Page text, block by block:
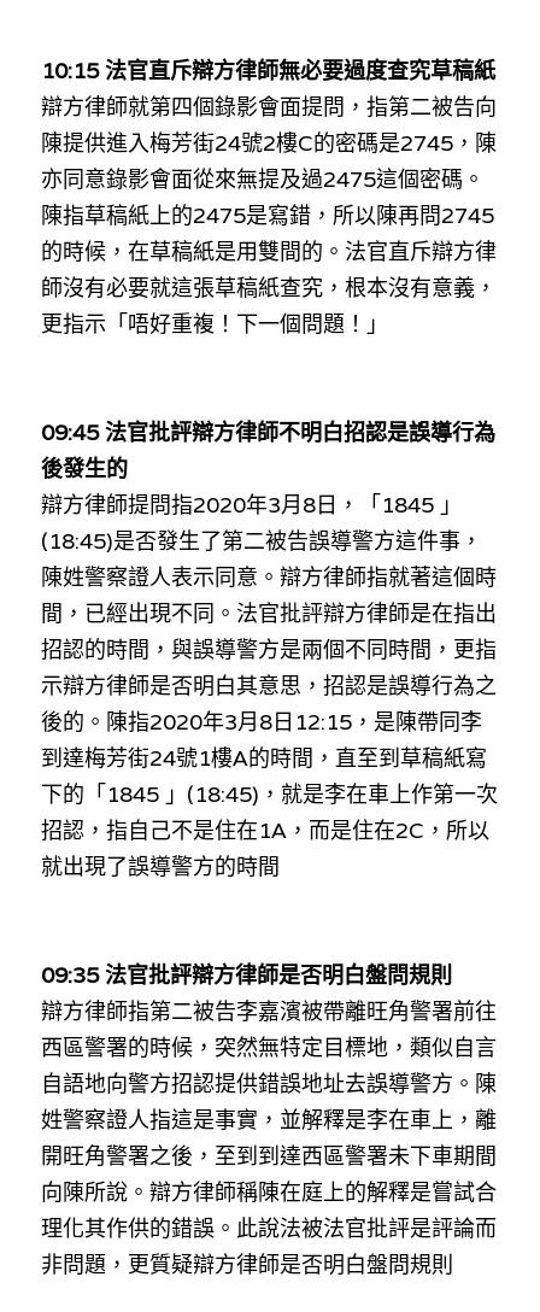
10:15 法官直斥辯方律師無必要過度查究草稿紙
辯方律師就第四個錄影會面提問，指第二被告向
陳提供進入梅芳街24號2樓C的密碼是2745，陳
亦同意錄影會面從來無提及過2475這個密碼。
陳指草稿紙上的2475是寫錯，所以陳再問2745
的時候，在草稿紙是用雙間的。法官直斥辯方律
師沒有必要就這張草稿紙查究，根本沒有意義，
更指示「唔好重複！下一個問題！」
09:45 法官批評辯方律師不明白招認是誤導行為
後發生的
辯方律師提問指2020年3月8日，「1845 」
(18:45)是否發生了第二被告誤導警方這件事，
陳姓警察證人表示同意。辯方律師指就著這個時
間，已經出現不同。法官批評辯方律師是在指出
招認的時間，與誤導警方是兩個不同時間，更指
示辯方律師是否明白其意思，招認是誤導行為之
後的。陳指2020年3月8日12:15，是陳帶同李
到達梅芳街24號1樓A的時間，直至到草稿紙寫
下的「1845 」(18:45)，就是李在車上作第一次
招認，指自己不是住在1A，而是住在2C，所以
就出現了誤導警方的時間
09:35 法官批評辯方律師是否明白盤問規則
辯方律師指第二被告李嘉濱被帶離旺角警署前往
西區警署的時候，突然無特定目標地，類似自言
自語地向警方招認提供錯誤地址去誤導警方。陳
姓警察證人指這是事實，並解釋是李在車上，離
開旺角警署之後，至到到達西區警署未下車期間
向陳所說。辯方律師稱陳在庭上的解釋是嘗試合
理化其作供的錯誤。此說法被法官批評是評論而
非問題，更質疑辯方律師是否明白盤問規則